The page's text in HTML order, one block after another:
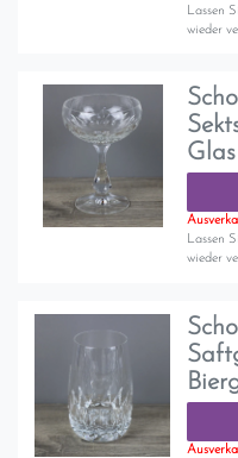
Lassen
wieder
Lassen
wieder